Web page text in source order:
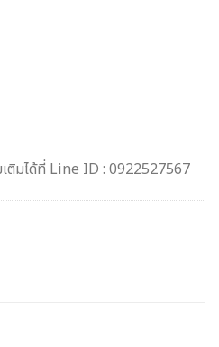
ติมได้ที่ Line ID : 0922527567